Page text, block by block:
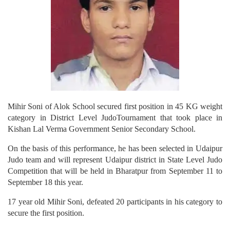
Mihir Soni of Alok School secured first position in 45 KG weight
category in District Level JudoTournament that took place in
Kishan Lal Verma Government Senior Secondary School.
On the basis of this performance, he has been selected in Udaipur
Judo team and will represent Udaipur district in State Level Judo
Competition that will be held in Bharatpur from September 11 to
September 18 this year.
17 year old Mihir Soni, defeated 20 participants in his category to
secure the first position.